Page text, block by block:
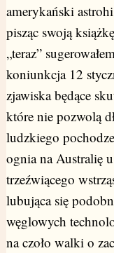
amerykański
pisząc swoją
„teraz”
koniunkcja 12
zjawiska będące
które nie pozwolą
ludzkiego
ognia na Australię u
trzeźwiącego
lubująca się
węglowych
na czoło walki o